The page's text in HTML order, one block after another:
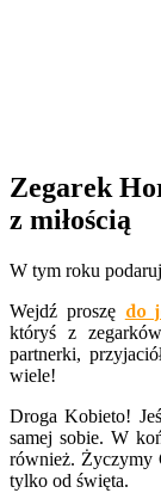
Zegarek
z miłością
W tym roku
Wejdź proszę do
któryś z
partnerki,
wiele!
Droga Kobieto!
samej sobie. W
również. Życzymy
tylko od święta.